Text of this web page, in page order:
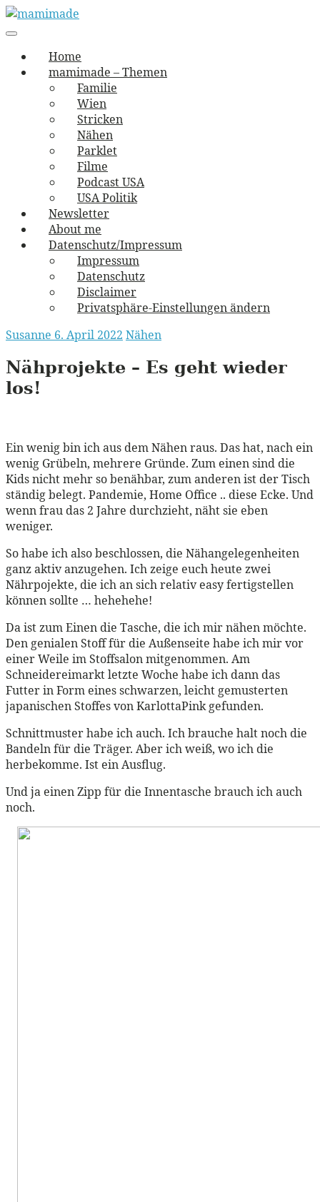
Skip
to
mamimade
vernäht und zugetextet
navigation
Menu
Home
mamimade – Themen
Familie
Wien
Stricken
Nähen
Parklet
Filme
Podcast USA
USA Politik
Newsletter
About me
Datenschutz/Impressum
Impressum
Datenschutz
Disclaimer
Privatsphäre-Einstellungen ändern
Susanne 6. April 2022 Nähen
Nähprojekte – Es geht wieder
los!
Ein wenig bin ich aus dem Nähen raus. Das hat, nach ein
wenig Grübeln, mehrere Gründe. Zum einen sind die
Kids nicht mehr so benähbar, zum anderen ist der Tisch
ständig belegt. Pandemie, Home Office .. diese Ecke. Und
wenn frau das 2 Jahre durchzieht, näht sie eben
weniger.
So habe ich also beschlossen, die Nähangelegenheiten
ganz aktiv anzugehen. Ich zeige euch heute zwei
Nährpojekte, die ich an sich relativ easy fertigstellen
können sollte … hehehehe!
Da ist zum Einen die Tasche, die ich mir nähen möchte.
Den genialen Stoff für die Außenseite habe ich mir vor
einer Weile im Stoffsalon mitgenommen. Am
Schneidereimarkt letzte Woche habe ich dann das
Futter in Form eines schwarzen, leicht gemusterten
japanischen Stoffes von KarlottaPink gefunden.
Schnittmuster habe ich auch. Ich brauche halt noch die
Bandeln für die Träger. Aber ich weiß, wo ich die
herbekomme. Ist ein Ausflug.
Und ja einen Zipp für die Innentasche brauch ich auch
noch.